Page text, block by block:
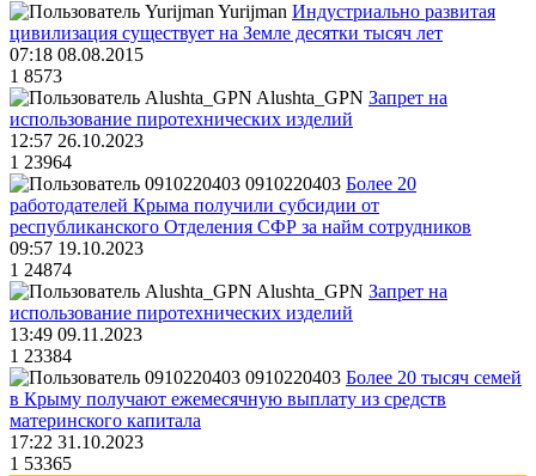
Yurijman Индустриально развитая
цивилизация существует на Земле десятки тысяч лет
07:18 08.08.2015
1 8573
Alushta_GPN Запрет на
использование пиротехнических изделий
12:57 26.10.2023
1 23964
0910220403 Более 20
работодателей Крыма получили субсидии от
республиканского Отделения СФР за найм сотрудников
09:57 19.10.2023
1 24874
Alushta_GPN Запрет на
использование пиротехнических изделий
13:49 09.11.2023
1 23384
0910220403 Более 20 тысяч семей
в Крыму получают ежемесячную выплату из средств
материнского капитала
17:22 31.10.2023
1 53365